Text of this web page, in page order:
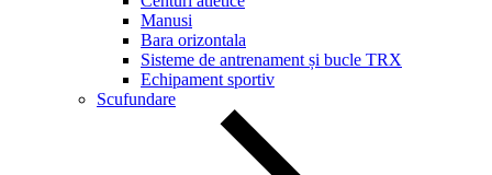
Manusi
Bara orizontala
Sisteme de antrenament și bucle TRX
Echipament sportiv
Scufundare